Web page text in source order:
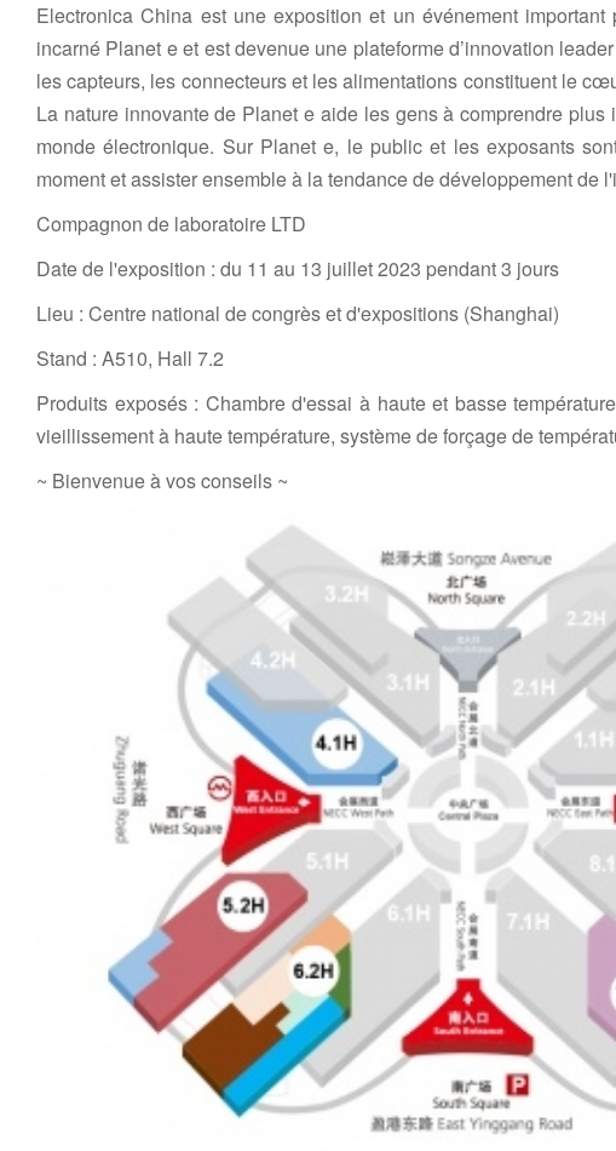
Electronica China est une exposition et un événement
incarné Planet e et est devenue une plateforme d’innovation
les capteurs, les connecteurs et les alimentations constituent le
La nature innovante de Planet e aide les gens à comprendre
monde électronique. Sur Planet e, le public et les exposants
moment et assister ensemble à la tendance de développement de
Compagnon de laboratoire LTD
Date de l'exposition : du 11 au 13 juillet 2023 pendant 3 jours
Lieu : Centre national de congrès et d'expositions (Shanghai)
Stand : A510, Hall 7.2
Produits exposés : Chambre d'essai à haute et basse
vieillissement à haute température, système de forçage de
~ Bienvenue à vos conseils ~